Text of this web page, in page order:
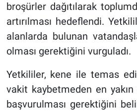
broşürler dağıtılarak
artırılması hedeflendi.
alanlarda bulunan
olması gerektiğini vurguladı.
Yetkililer, kene ile temas
vakit kaybetmeden en yakın
başvurulması gerektiğini